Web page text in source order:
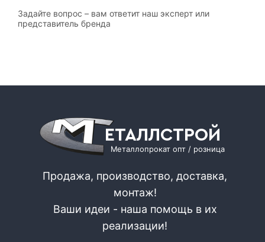
Задайте вопрос – вам ответит наш эксперт или
представитель бренда
ЕТАЛЛСТРОЙ
Металлопрокат опт / розница
Продажа, производство, доставка,
монтаж!
Ваши идеи - наша помощь в их
реализации!